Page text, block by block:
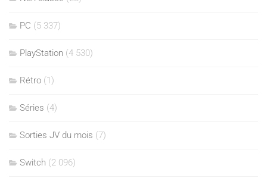
PC (5 337)
PlayStation (4 530)
Rétro (1)
Séries (4)
Sorties JV du mois (7)
Switch (2 096)